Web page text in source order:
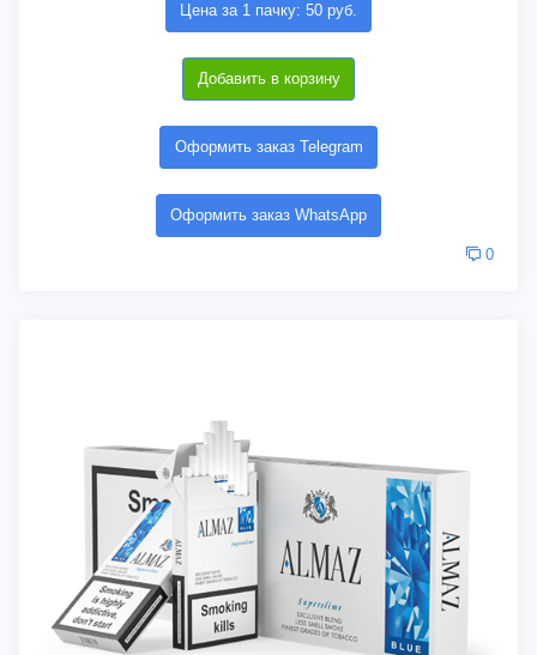
Цена за 1 пачку: 50 руб.
Добавить в корзину
Оформить заказ Telegram
Оформить заказ WhatsApp
0